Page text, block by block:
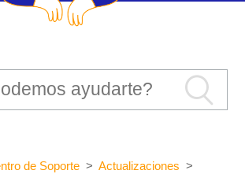
de Soporte
Actualizaciones